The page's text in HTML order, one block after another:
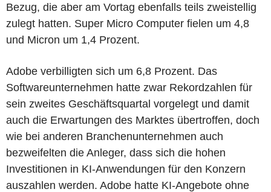
Bezug, die aber am Vortag ebenfalls teils zweistellig
zulegt hatten. Super Micro Computer fielen um 4,8
und Micron um 1,4 Prozent.
Adobe verbilligten sich um 6,8 Prozent. Das
Softwareunternehmen hatte zwar Rekordzahlen für
sein zweites Geschäftsquartal vorgelegt und damit
auch die Erwartungen des Marktes übertroffen, doch
wie bei anderen Branchenunternehmen auch
bezweifelten die Anleger, dass sich die hohen
Investitionen in KI-Anwendungen für den Konzern
auszahlen werden. Adobe hatte KI-Angebote ohne